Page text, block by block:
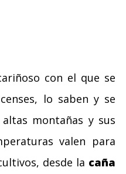
con el que se
lo saben y se
montañas y sus
valen para
desde la caña